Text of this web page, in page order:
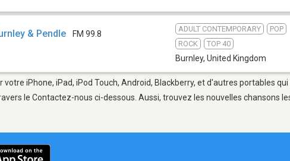
& Pendle FM 99.8
ADULT CONTEMPORARY
POP
ROCK
TOP 40
Burnley, United Kingdom
votre iPhone, iPad, iPod Touch, Android, Blackberry, et d'autres portables
le Contactez-nous ci-dessous. Aussi, trouvez les nouvelles chansons